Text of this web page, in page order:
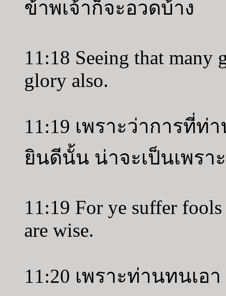
ข้าพเจ้าก็จะอวดบ้าง
11:18 Seeing that
glory also.
11:19 เพราะว่าการที่
ยินดีนั้น น่าจะเป็นเพรา
11:19 For ye suffer
are wise.
11:20 เพราะท่านทนเ